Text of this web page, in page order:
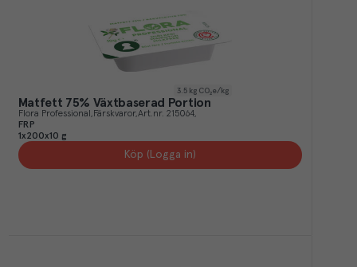
3.5 kg CO₂e/kg
Matfett 75% Växtbaserad Portion
Flora Professional Färskvaror Art.nr. 215064
FRP
1x200x10 g
Köp (Logga in)